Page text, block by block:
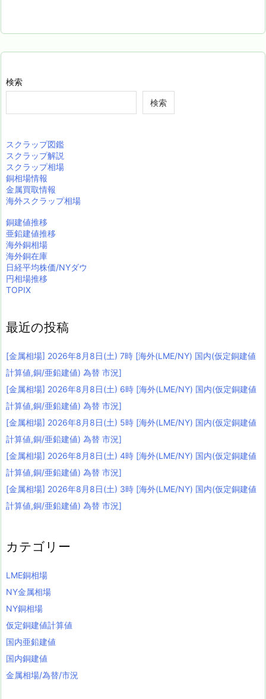
検索
検索
スクラップ図鑑
スクラップ解説
スクラップ相場
銅相場情報
金属買取情報
海外スクラップ相場
銅建値推移
亜鉛建値推移
海外銅相場
海外銅在庫
日経平均株価/NYダウ
円相場推移
TOPIX
最近の投稿
[金属相場] 2026年8月8日(土) 7時 [海外(LME/NY) 国内(仮定銅建値
計算値,銅/亜鉛建値) 為替 市況]
[金属相場] 2026年8月8日(土) 6時 [海外(LME/NY) 国内(仮定銅建値
計算値,銅/亜鉛建値) 為替 市況]
[金属相場] 2026年8月8日(土) 5時 [海外(LME/NY) 国内(仮定銅建値
計算値,銅/亜鉛建値) 為替 市況]
[金属相場] 2026年8月8日(土) 4時 [海外(LME/NY) 国内(仮定銅建値
計算値,銅/亜鉛建値) 為替 市況]
[金属相場] 2026年8月8日(土) 3時 [海外(LME/NY) 国内(仮定銅建値
計算値,銅/亜鉛建値) 為替 市況]
カテゴリー
LME銅相場
NY金属相場
NY銅相場
仮定銅建値計算値
国内亜鉛建値
国内銅建値
金属相場/為替/市況